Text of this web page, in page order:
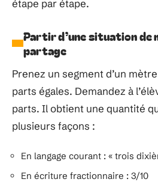
étape par étape.
Partir d’une situation de
partage
Prenez un segment d’un
parts égales. Demandez à
parts. Il obtient une quantité
plusieurs façons :
En langage courant : « trois
En écriture fractionnaire : 3/10